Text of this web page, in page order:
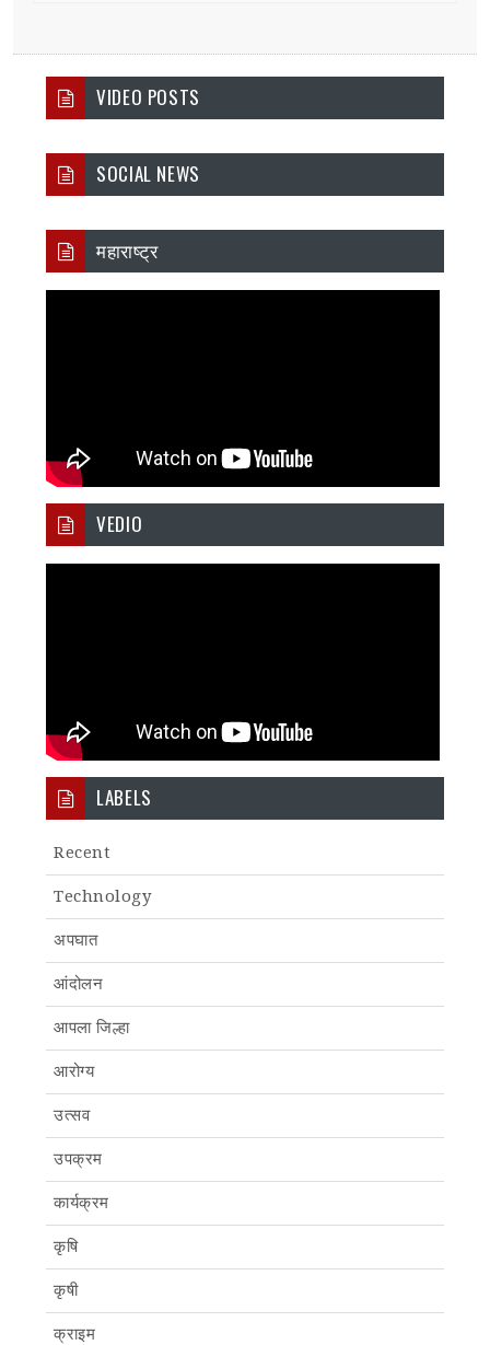
VIDEO POSTS
SOCIAL NEWS
महाराष्ट्र
VEDIO
LABELS
Recent
Technology
अपघात
आंदोलन
आपला जिल्हा
आरोग्य
उत्सव
उपक्रम
कार्यक्रम
कृषि
कृषी
क्राइम